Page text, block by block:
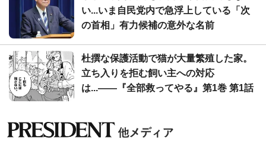
い...いま自民党内で急浮上している「次
の首相」有力候補の意外な名前
杜撰な保護活動で猫が大量繁殖した家。
立ち入りを拒む飼い主への対応
は...――『全部救ってやる』第1巻 第1話